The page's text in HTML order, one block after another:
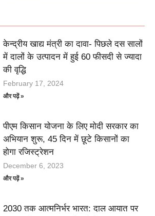
केन्द्रीय खाद्य मंत्री का दावा- पिछले दस सालों
में दालों के उत्पादन में हुई 60 फीसदी से ज्यादा
की वृद्धि
February 17, 2024
और पढ़ें »
पीएम किसान योजना के लिए मोदी सरकार का
अभियान शुरू, 45 दिन में छूटे किसानों का
होगा रजिस्ट्रेशन
December 6, 2023
और पढ़ें »
2030 तक आत्मनिर्भर भारत: दाल आयात पर